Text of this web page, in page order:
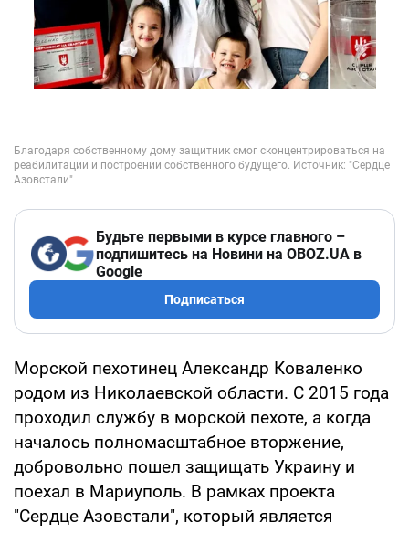
Будьте первыми в курсе главного –
подпишитесь на Новини на OBOZ.UA в
Google
Подписаться
Морской пехотинец Александр Коваленко
родом из Николаевской области. С 2015 года
проходил службу в морской пехоте, а когда
началось полномасштабное вторжение,
добровольно пошел защищать Украину и
поехал в Мариуполь. В рамках проекта
"Сердце Азовстали", который является